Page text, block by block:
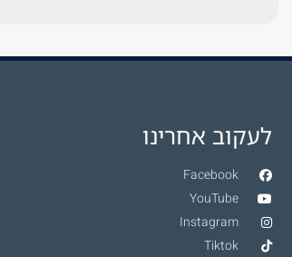
לעקוב אחרינו
Facebook
YouTube
Instagram
Tiktok